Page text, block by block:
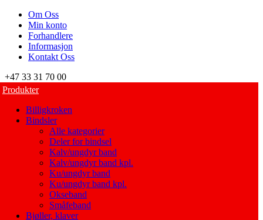
Om Oss
Min konto
Forhandlere
Informasjon
Kontakt Oss
+47 33 31 70 00
Produkter
Billigkroken
Bindsler
Alle kategorier
Deler for bindsel
Kalv/ungdyr band
Kalv/ungdyr band kpl.
Ku/ungdyr band
Ku/ungdyr band kpl.
Okseband
Småfeband
Bjøller, klaver